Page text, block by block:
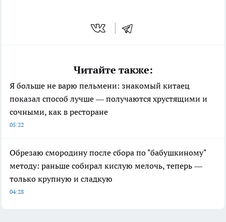
Читайте также:
Я больше не варю пельмени: знакомый китаец
показал способ лучше — получаются хрустящими и
сочными, как в ресторане
05:22
Обрезаю смородину после сбора по "бабушкиному"
методу: раньше собирал кислую мелочь, теперь —
только крупную и сладкую
04:28